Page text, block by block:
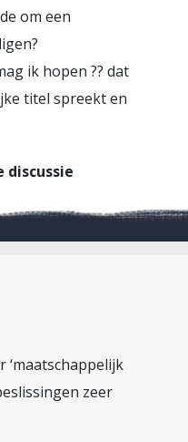
om een
ik hopen ?? dat
titel spreekt en
discussie
‘maatschappelijk
zeer